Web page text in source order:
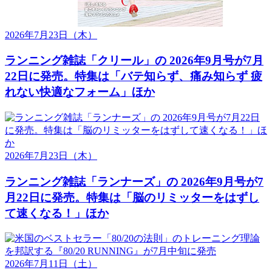
2026年7月23日 （木）
ランニング雑誌「クリール」の 2026年9月号が7月
22日に発売。特集は「バテ知らず、痛み知らず 疲
れない快適なフォーム」ほか
2026年7月23日 （木）
ランニング雑誌「ランナーズ」の 2026年9月号が7
月22日に発売。特集は「脳のリミッターをはずし
て速くなる！」ほか
2026年7月11日 （土）